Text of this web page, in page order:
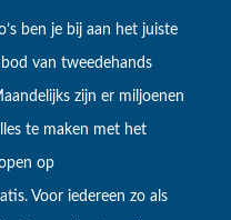
ben je bij aan het juiste
van tweedehands
zijn er miljoenen
te maken met het
op
Voor iedereen zo als